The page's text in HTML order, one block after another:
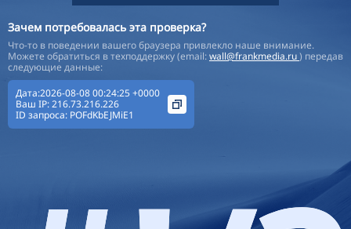
Зачем потребовалась эта проверка?
Что-то в поведении вашего браузера привлекло наше внимание.
Можете обратиться в техподдержку (email:wall@frankmedia.ru) передав
следующие данные:
Дата:2026-08-08 00:24:25 +0000
Ваш IP:216.73.216.226
ID запроса: POFdKbEJMiE1